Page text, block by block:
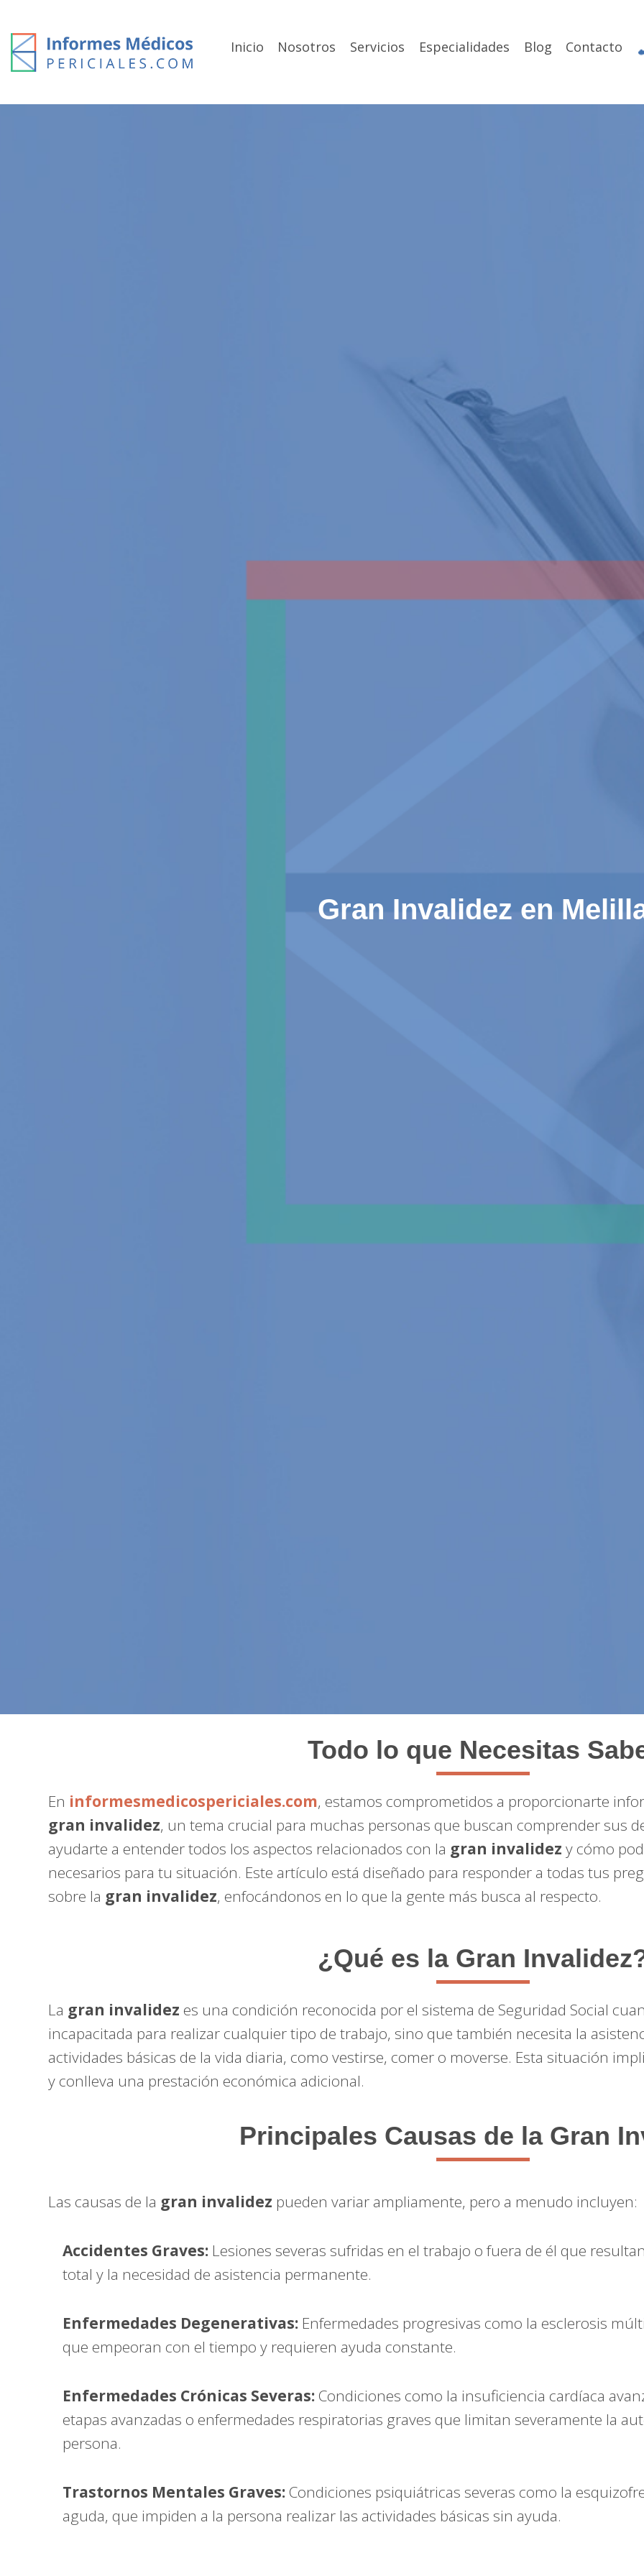
content
Inicio Nosotros Servicios Especialidades Blog Contacto
Gran Invalidez en
Todo lo que Necesitas
En informesmedicospericiales.com, estamos comprometidos a proporcionarte
gran invalidez, un tema crucial para muchas personas que buscan comprender sus
ayudarte a entender todos los aspectos relacionados con la gran invalidez y cómo
necesarios para tu situación. Este artículo está diseñado para responder a todas tus
sobre la gran invalidez, enfocándonos en lo que la gente más busca al respecto.
¿Qué es la Gran
La gran invalidez es una condición reconocida por el sistema de Seguridad Social
incapacitada para realizar cualquier tipo de trabajo, sino que también necesita la
actividades básicas de la vida diaria, como vestirse, comer o moverse. Esta situación
y conlleva una prestación económica adicional.
Principales Causas de la Gran
Las causas de la gran invalidez pueden variar ampliamente, pero a menudo incluyen:
Accidentes Graves: Lesiones severas sufridas en el trabajo o fuera de él que
total y la necesidad de asistencia permanente.
Enfermedades Degenerativas: Enfermedades progresivas como la esclerosis
que empeoran con el tiempo y requieren ayuda constante.
Enfermedades Crónicas Severas: Condiciones como la insuficiencia cardíaca
etapas avanzadas o enfermedades respiratorias graves que limitan severamente la
persona.
Trastornos Mentales Graves: Condiciones psiquiátricas severas como la
aguda, que impiden a la persona realizar las actividades básicas sin ayuda.